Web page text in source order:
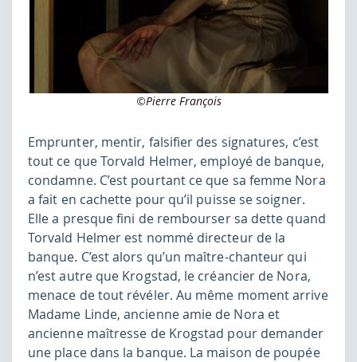
©Pierre François
Emprunter, mentir, falsifier des signatures, c’est
tout ce que Torvald Helmer, employé de banque,
condamne. C’est pourtant ce que sa femme Nora
a fait en cachette pour qu’il puisse se soigner.
Elle a presque fini de rembourser sa dette quand
Torvald Helmer est nommé directeur de la
banque. C’est alors qu’un maître-chanteur qui
n’est autre que Krogstad, le créancier de Nora,
menace de tout révéler. Au même moment arrive
Madame Linde, ancienne amie de Nora et
ancienne maîtresse de Krogstad pour demander
une place dans la banque. La maison de poupée